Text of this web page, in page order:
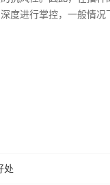
度进行掌控，一般情况
处